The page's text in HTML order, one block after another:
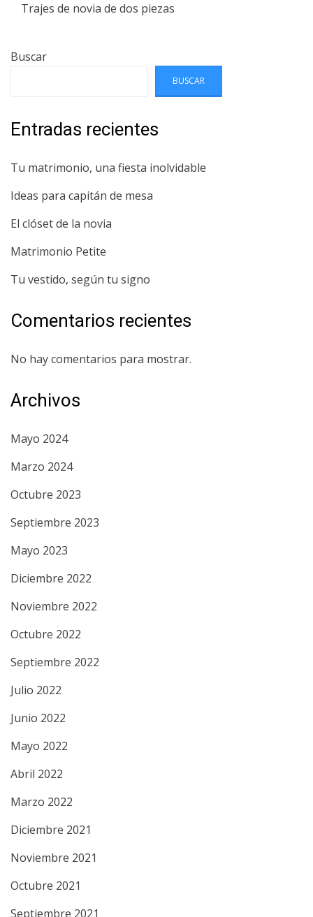
Trajes de novia de dos piezas
Buscar
BUSCAR
Entradas recientes
Tu matrimonio, una fiesta inolvidable
Ideas para capitán de mesa
El clóset de la novia
Matrimonio Petite
Tu vestido, según tu signo
Comentarios recientes
No hay comentarios para mostrar.
Archivos
Mayo 2024
Marzo 2024
Octubre 2023
Septiembre 2023
Mayo 2023
Diciembre 2022
Noviembre 2022
Octubre 2022
Septiembre 2022
Julio 2022
Junio 2022
Mayo 2022
Abril 2022
Marzo 2022
Diciembre 2021
Noviembre 2021
Octubre 2021
Septiembre 2021